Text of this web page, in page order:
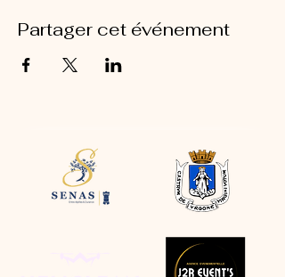
Partager cet événement